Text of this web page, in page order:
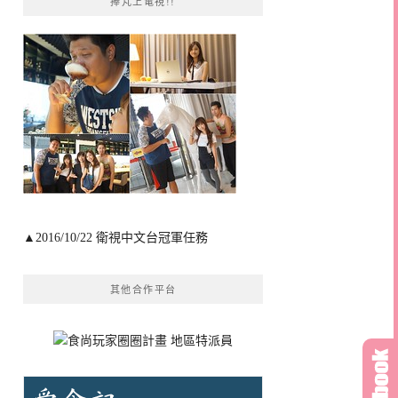
▲2016/10/22 衛視中文台冠軍任務
其他合作平台